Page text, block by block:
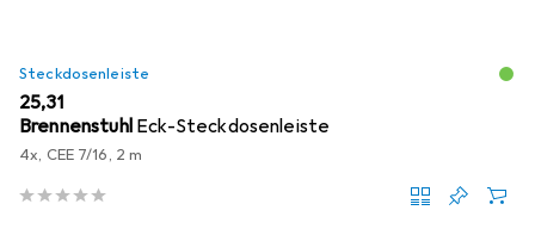
Steckdosenleiste
EUR
25,31
Brennenstuhl Eck-Steckdosenleiste
4x, CEE 7/16, 2 m